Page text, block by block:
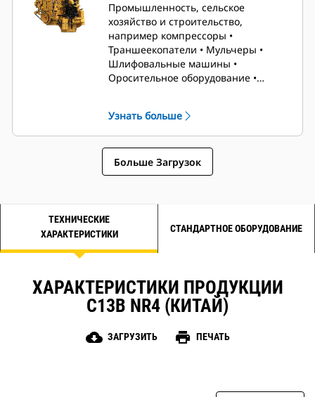
Промышленность, сельское
хозяйство и строительство,
например компрессоры •
Траншеекопатели • Мульчеры •
Шлифовальные машины •
Оросительное оборудование •
силовые установки
Узнать больше
Больше Загрузок
ТЕХНИЧЕСКИЕ
ХАРАКТЕРИСТИКИ
СТАНДАРТНОЕ ОБОРУДОВАНИЕ
ХАРАКТЕРИСТИКИ ПРОДУКЦИИ
C13B NR4 (КИТАЙ)
cloud_download ЗАГРУЗИТЬ print ПЕЧАТЬ